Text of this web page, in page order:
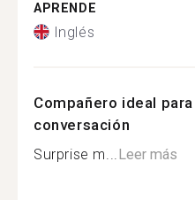
APRENDE
Inglés
Compañero ideal
conversación
Surprise m... Leer más